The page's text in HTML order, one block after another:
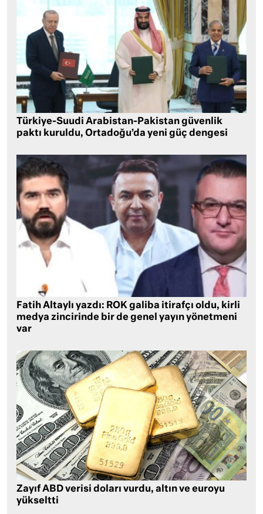
Türkiye-Suudi Arabistan-Pakistan güvenlik
paktı kuruldu, Ortadoğu’da yeni güç dengesi
Fatih Altaylı yazdı: ROK galiba itirafçı oldu, kirli
medya zincirinde bir de genel yayın yönetmeni
var
Zayıf ABD verisi doları vurdu, altın ve euroyu
yükseltti